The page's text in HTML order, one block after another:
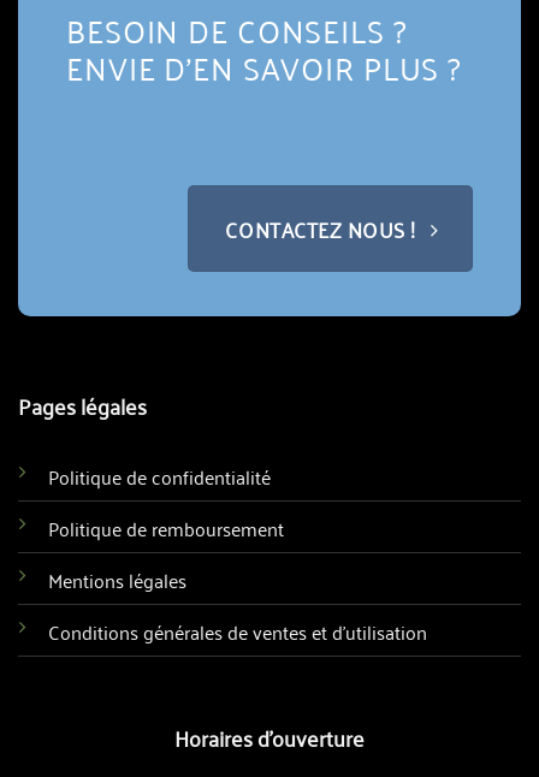
BESOIN DE CONSEILS ?
ENVIE D'EN SAVOIR PLUS ?
CONTACTEZ NOUS !
Pages légales
Politique de confidentialité
Politique de remboursement
Mentions légales
Conditions générales de ventes et d'utilisation
Horaires d'ouverture